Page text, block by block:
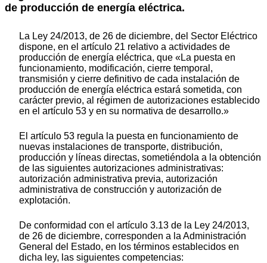
de producción de energía eléctrica.
La Ley 24/2013, de 26 de diciembre, del Sector Eléctrico
dispone, en el artículo 21 relativo a actividades de
producción de energía eléctrica, que «La puesta en
funcionamiento, modificación, cierre temporal,
transmisión y cierre definitivo de cada instalación de
producción de energía eléctrica estará sometida, con
carácter previo, al régimen de autorizaciones establecido
en el artículo 53 y en su normativa de desarrollo.»
El artículo 53 regula la puesta en funcionamiento de
nuevas instalaciones de transporte, distribución,
producción y líneas directas, sometiéndola a la obtención
de las siguientes autorizaciones administrativas:
autorización administrativa previa, autorización
administrativa de construcción y autorización de
explotación.
De conformidad con el artículo 3.13 de la Ley 24/2013,
de 26 de diciembre, corresponden a la Administración
General del Estado, en los términos establecidos en
dicha ley, las siguientes competencias: